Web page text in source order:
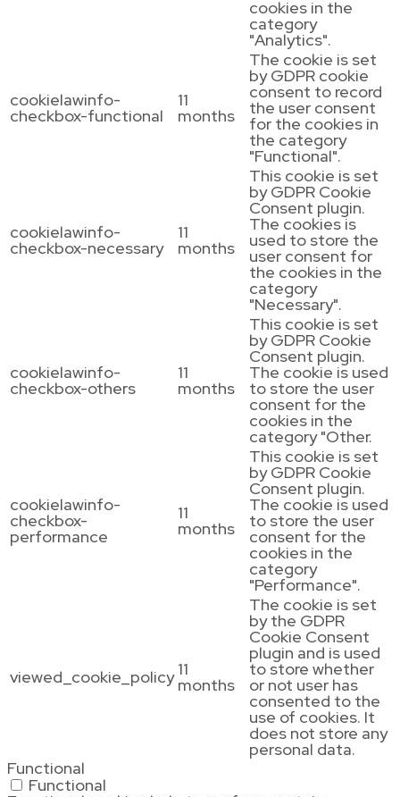
cookies in the
category
"Analytics".
cookielawinfo-
checkbox-functional
11
months
The cookie is set
by GDPR cookie
consent to record
the user consent
for the cookies in
the category
"Functional".
cookielawinfo-
checkbox-necessary
11
months
This cookie is set
by GDPR Cookie
Consent plugin.
The cookies is
used to store the
user consent for
the cookies in the
category
"Necessary".
cookielawinfo-
checkbox-others
11
months
This cookie is set
by GDPR Cookie
Consent plugin.
The cookie is used
to store the user
consent for the
cookies in the
category "Other.
cookielawinfo-
checkbox-
performance
11
months
This cookie is set
by GDPR Cookie
Consent plugin.
The cookie is used
to store the user
consent for the
cookies in the
category
"Performance".
viewed_cookie_policy 11
months
The cookie is set
by the GDPR
Cookie Consent
plugin and is used
to store whether
or not user has
consented to the
use of cookies. It
does not store any
personal data.
Functional
Functional